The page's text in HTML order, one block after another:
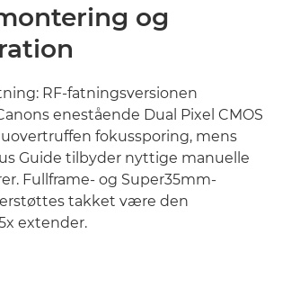
og
RF-fatningsversionen
enestående Dual Pixel CMOS
fokussporing, mens
Guide tilbyder nyttige manuelle
Fullframe- og Super35mm-
takket være den
extender.